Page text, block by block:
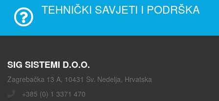
TEHNIČKI SAVJETI I PODRŠKA
SIG SISTEMI D.O.O.
Zagrebačka 13 A, 10431 Sv. Nedelja, Hrvatska
+385 (0) 1 3371 470